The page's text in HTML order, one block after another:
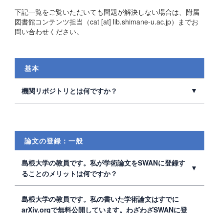
下記一覧をご覧いただいても問題が解決しない場合は、附属
図書館コンテンツ担当（cat [at] lib.shimane-u.ac.jp）までお
問い合わせください。
基本
機関リポジトリとは何ですか？
ムです。本学では、島根大学学術情報リポジトリSWAN
論文の登録：一般
島根大学の教員です。私が学術論文をSWANに登録す
ることのメリットは何ですか？
以下のようなメリットがあります。
島根大学の教員です。私の書いた学術論文はすでに
arXiv.orgで無料公開しています。わざわざSWANに登